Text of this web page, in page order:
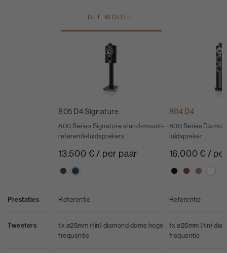
Prestaties
Tweeters
DIT MODEL
805 D4 Signature
800 Series Signature stand-mount-
referentieluidsprekers
13.500 € / per paar
Referentie
1x ø25mm (1in) diamond dome hoge
frequentie
804 D4
800 Series
luidspreker
16.000 € /
Referentie
1x ø25mm (1in)
frequentie